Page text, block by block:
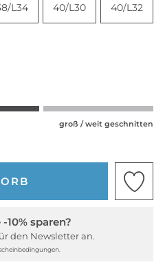
L34 40/L30 40/L32
groß / weit geschnitten
10% sparen?
den Newsletter an.